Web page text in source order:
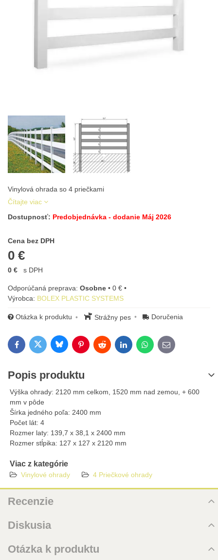
Vinylová ohrada so 4 priečkami
Čítajte viac
Dostupnosť: Predobjednávka - dodanie Máj 2026
Cena bez DPH
0 €
Cena s DPH
0 € s DPH
Osobne • 0 € •
Výrobca: BOLEX PLASTIC SYSTEMS
Otázka k produktu Strážny pes Doručenia
FacebookTwitterBlueskyPinterestRedditLinkedInWhatsApp
E-mail
Popis produktu
Výška ohrady: 2120 mm celkom, 1520 mm nad zemou, + 600
mm v pôde
Šírka jedného poľa: 2400 mm
Počet lát: 4
Rozmer laty​​: 139,7 x 38,1 x 2400 mm
Rozmer stĺpika: 127 x 127 x 2120 mm
Viac z kategórie
Vinylové ohrady 4 Priečkové ohrady
Recenzie
5 /5
Diskusia
Zatiaľ nie sú žiadne komentáre! Buďte prvý!
Otázka k produktu